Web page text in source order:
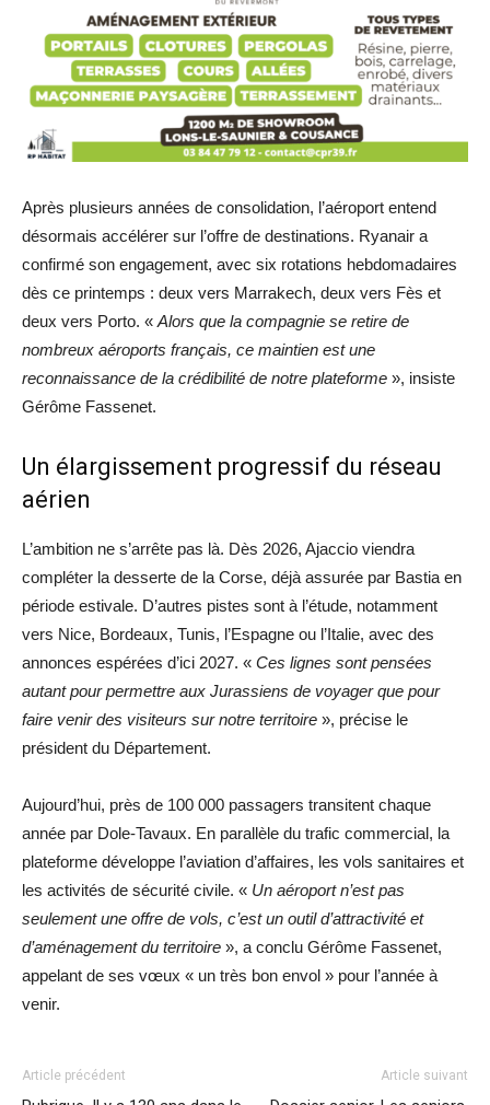
Après plusieurs années de consolidation, l’aéroport entend
désormais accélérer sur l’offre de destinations. Ryanair a
confirmé son engagement, avec six rotations hebdomadaires
dès ce printemps : deux vers Marrakech, deux vers Fès et
deux vers Porto. « Alors que la compagnie se retire de
nombreux aéroports français, ce maintien est une
reconnaissance de la crédibilité de notre plateforme », insiste
Gérôme Fassenet.
Un élargissement progressif du réseau
aérien
L’ambition ne s’arrête pas là. Dès 2026, Ajaccio viendra
compléter la desserte de la Corse, déjà assurée par Bastia en
période estivale. D’autres pistes sont à l’étude, notamment
vers Nice, Bordeaux, Tunis, l’Espagne ou l’Italie, avec des
annonces espérées d’ici 2027. « Ces lignes sont pensées
autant pour permettre aux Jurassiens de voyager que pour
faire venir des visiteurs sur notre territoire », précise le
président du Département.
Aujourd’hui, près de 100 000 passagers transitent chaque
année par Dole-Tavaux. En parallèle du trafic commercial, la
plateforme développe l’aviation d’affaires, les vols sanitaires et
les activités de sécurité civile. « Un aéroport n’est pas
seulement une offre de vols, c’est un outil d’attractivité et
d’aménagement du territoire », a conclu Gérôme Fassenet,
appelant de ses vœux « un très bon envol » pour l’année à
venir.
Article précédent Article suivant